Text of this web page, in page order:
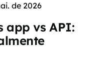
de 2026
app vs API: